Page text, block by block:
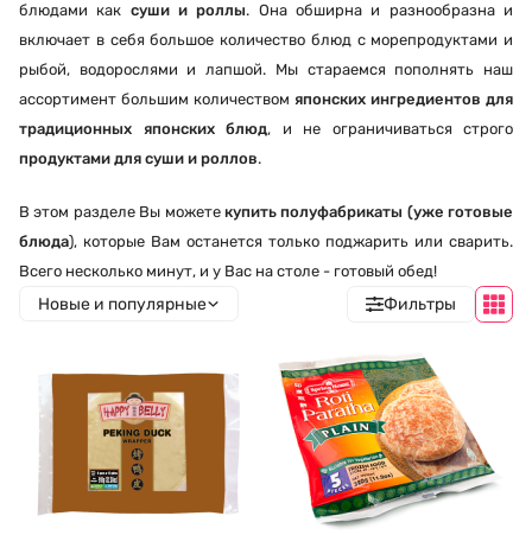
блюдами как суши и роллы. Она обширна и разнообразна и
включает в себя большое количество блюд с морепродуктами и
рыбой, водорослями и лапшой. Мы стараемся пополнять наш
ассортимент большим количеством японских ингредиентов для
традиционных японских блюд, и не ограничиваться строго
продуктами для суши и роллов.
В этом разделе Вы можете купить полуфабрикаты (уже готовые
блюда), которые Вам останется только поджарить или сварить.
Всего несколько минут, и у Вас на столе - готовый обед!
Новые и популярные Фильтры